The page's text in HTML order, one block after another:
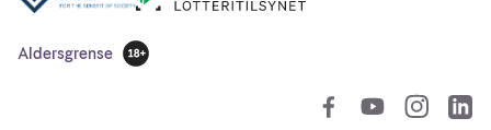
Aldersgrense
18 år